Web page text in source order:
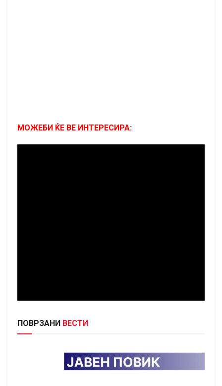
МОЖЕБИ ЌЕ ВЕ ИНТЕРЕСИРА:
ПОВРЗАНИ ВЕСТИ